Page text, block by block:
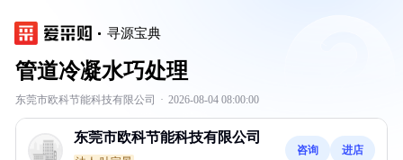
寻源宝典
管道冷凝水巧处理
东莞市欧科节能科技有限公司 · 2026-08-04 08:00:00
东莞市欧科节能科技有限公司
咨询 进店